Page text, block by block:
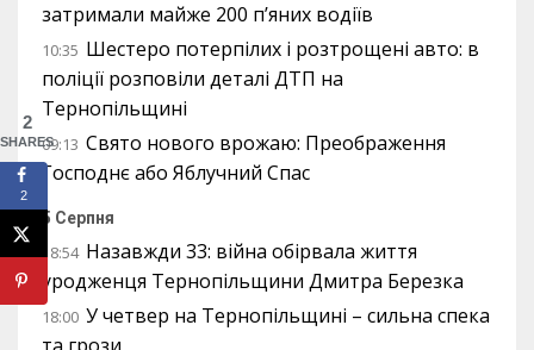
затримали майже 200 п’яних водіїв
10:35 Шестеро потерпілих і розтрощені авто: в
поліції розповіли деталі ДТП на
Тернопільщині
09:13 Свято нового врожаю: Преображення
Господнє або Яблучний Спас
5 Серпня
18:54 Назавжди 33: війна обірвала життя
уродженця Тернопільщини Дмитра Березка
18:00 У четвер на Тернопільщині – сильна спека
2
SHARES
2